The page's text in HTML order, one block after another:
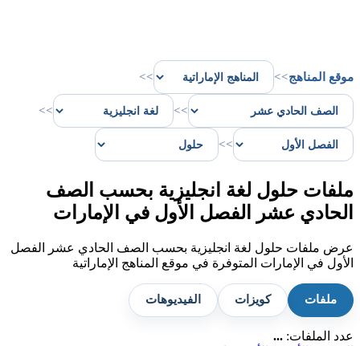
موقع المناهج>>
>>
>>
>>
>>
ملفات حلول لغة انجليزية بحسب الصف
الحادي عشر الفصل الأول في الإمارات
عرض ملفات حلول لغة انجليزية بحسب الصف الحادي عشر الفصل
الأول في الإمارات المتوفرة في موقع المناهج الإماراتية
ملفات كويزات الفيديوهات
عدد الملفات: ...